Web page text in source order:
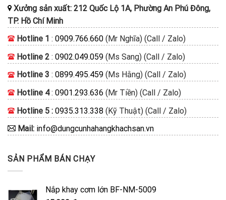
Xưởng sản xuất: 212 Quốc Lộ 1A, Phường An Phú Đông,
TP. Hồ Chí Minh
Hotline 1 : 0909.766.660 (Mr Nghĩa) (Call / Zalo)
Hotline 2 : 0902.049.059 (Ms Sang) (Call / Zalo)
Hotline 3 : 0899.495.459 (Ms Hằng) (Call / Zalo)
Hotline 4: 0901.293.636 (Mr Tiền) (Call / Zalo)
Hotline 5 : 0935.313.338 (Kỹ Thuật) (Call / Zalo)
Mail: info@dungcunhahangkhachsan.vn
SẢN PHẨM BÁN CHẠY
Nắp khay cơm lớn BF-NM-5009